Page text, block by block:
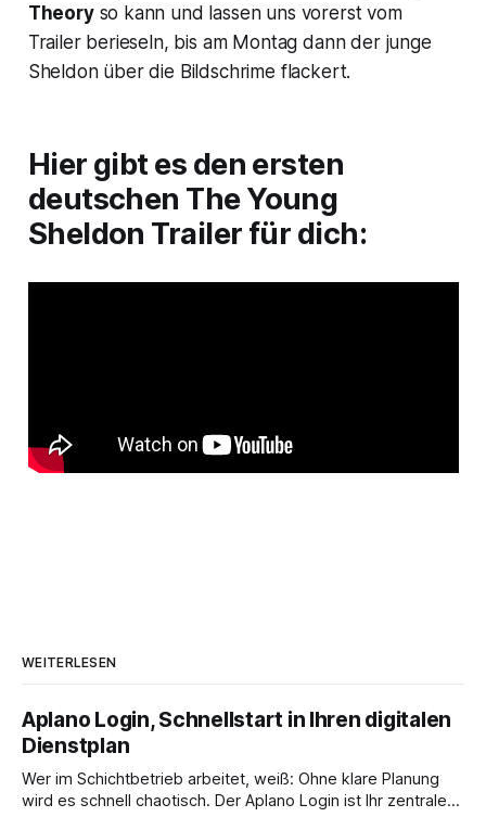
Theoryso kann und lassen uns vorerst vom
Trailer berieseln, bis am Montag dann der junge
Sheldon über die Bildschrime flackert.
Hier gibt es den ersten
deutschen The Young
Sheldon Trailer für dich:
WEITERLESEN
Aplano Login, Schnellstart in Ihren digitalen
Dienstplan
Wer im Schichtbetrieb arbeitet, weiß: Ohne klare Planung
wird es schnell chaotisch. Der Aplano Login ist Ihr zentraler